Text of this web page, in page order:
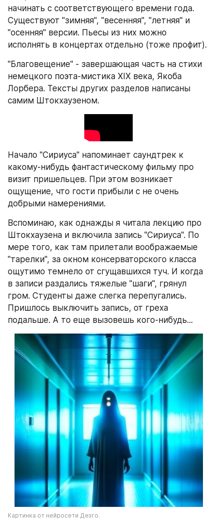
начинать с соответствующего времени года.
Существуют "зимняя", "весенняя", "летняя" и
"осенняя" версии. Пьесы из них можно
исполнять в концертах отдельно (тоже профит).
"Благовещение" - завершающая часть на стихи
немецкого поэта-мистика XIX века, Якоба
Лорбера. Тексты других разделов написаны
самим Штокхаузеном.
Начало "Сириуса" напоминает саундтрек к
какому-нибудь фантастическому фильму про
визит пришельцев. При этом возникает
ощущение, что гости прибыли с не очень
добрыми намерениями.
Вспоминаю, как однажды я читала лекцию про
Штокхаузена и включила запись "Сириуса". По
мере того, как там прилетали воображаемые
"тарелки", за окном консерваторского класса
ощутимо темнело от сгущавшихся туч. И когда
в записи раздались тяжелые "шаги", грянул
гром. Студенты даже слегка перепугались.
Пришлось выключить запись, от греха
подальше. А то еще вызовешь кого-нибудь...
Картинка от нейросети Дезго.